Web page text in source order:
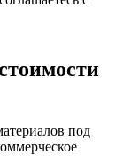
под